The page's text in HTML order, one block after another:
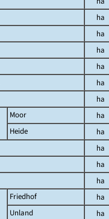
ha
ha
ha
ha
ha
ha
Moor ha
Heide
ha
ha
ha
ha
Friedhof ha
Unland
ha